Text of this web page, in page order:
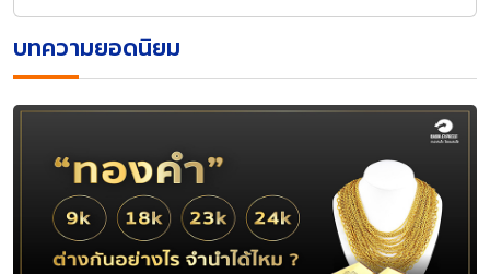
บทความยอดนิยม